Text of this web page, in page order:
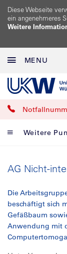
Diese Webseite
ein angenehmeres
Weitere
MENU
Weitere
AG Nicht-
Die
beschäftigt sich
Gefäßbaum
Anwendung mit